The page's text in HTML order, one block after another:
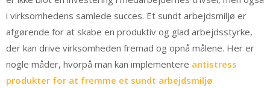
i virksomhedens samlede succes. Et sundt arbejdsmiljø er
afgørende for at skabe en produktiv og glad arbejdsstyrke,
der kan drive virksomheden fremad og opnå målene. Her er
nogle måder, hvorpå man kan implementere antistress
produkter for at fremme et sundt arbejdsmiljø